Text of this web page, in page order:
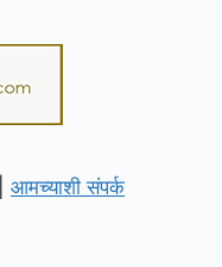
आमच्याशी संपर्क